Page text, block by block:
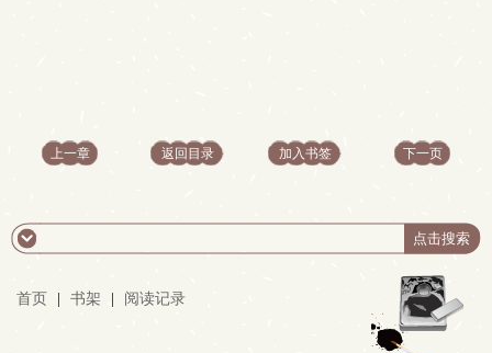
上一章 返回目录 加入书签 下一页
首页 书架 阅读记录